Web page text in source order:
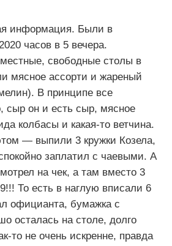
информация. Были в
часов в 5 вечера.
местные, свободные столы в
мясное ассорти и жареный
В принципе все
сыр он и есть сыр, мясное
колбасы и какая-то ветчина.
— выпили 3 кружки Козела,
заплатил с чаевыми. А
на чек, а там вместо 3
То есть в наглую вписали 6
официанта, бумажка с
осталась на столе, долго
то не очень искренне, правда